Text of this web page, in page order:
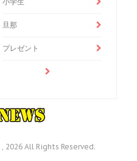
旦那
プレゼント
2026 All Rights Reserved.